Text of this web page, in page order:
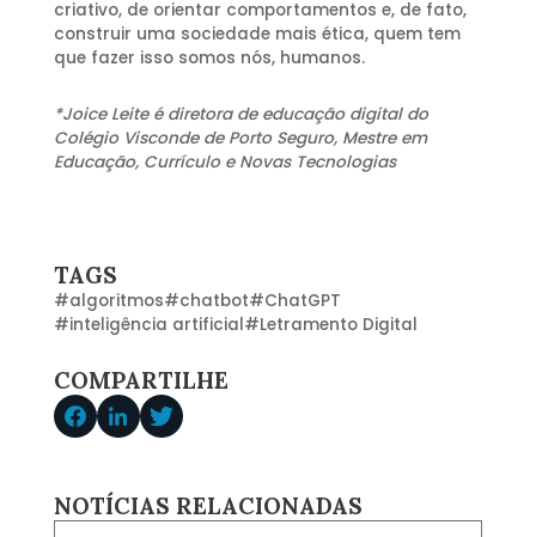
criativo, de orientar comportamentos e, de fato,
construir uma sociedade mais ética, quem tem
que fazer isso somos nós, humanos.
*Joice Leite é diretora de educação digital do
Colégio Visconde de Porto Seguro, Mestre em
Educação, Currículo e Novas Tecnologias
TAGS
#algoritmos#chatbot#ChatGPT
#inteligência artificial#Letramento Digital
COMPARTILHE
NOTÍCIAS RELACIONADAS